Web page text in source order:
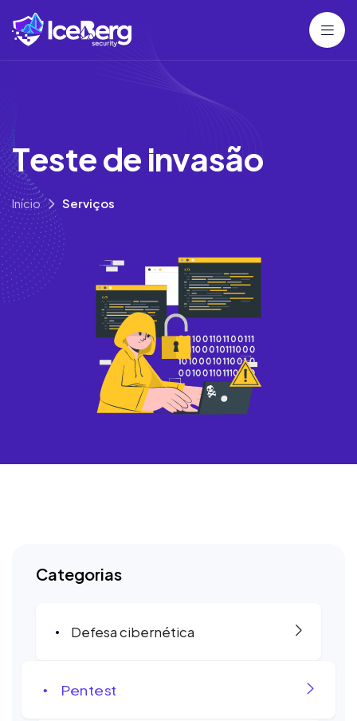
Testedeinvasão
Início Serviços
Categorias
Defesa cibernética
Pentest